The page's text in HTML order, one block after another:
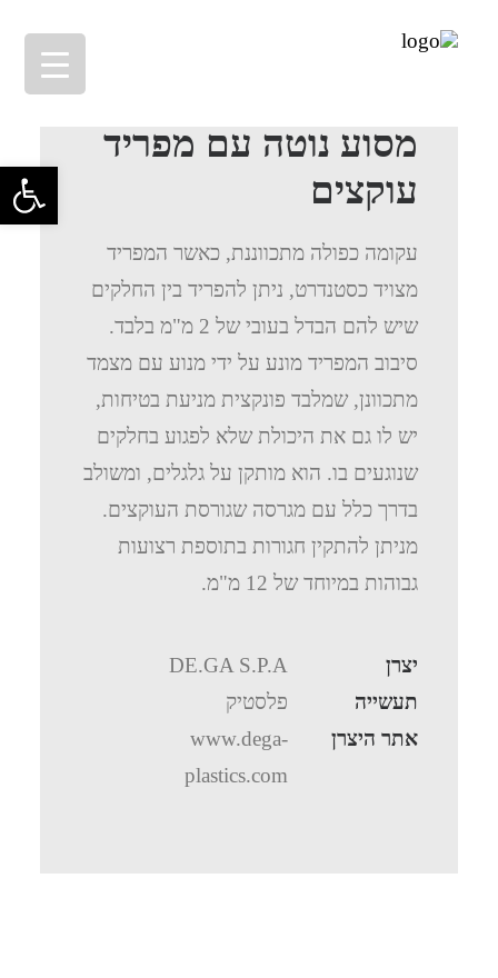
מסוע נוטה עם מפריד
עוקצים
עקומה כפולה מתכווננת, כאשר המפריד
מצויד כסטנדרט, ניתן להפריד בין החלקים
שיש להם הבדל בעובי של 2 מ"מ בלבד.
סיבוב המפריד מונע על ידי מנוע עם מצמד
מתכוונן, שמלבד פונקצית מניעת בטיחות,
יש לו גם את היכולת שלא לפגוע בחלקים
שנוגעים בו. הוא מותקן על גלגלים, ומשולב
בדרך כלל עם מגרסה שגורסת העוקצים.
מניתן להתקין חגורות בתוספת רצועות
גבוהות במיוחד של 12 מ"מ.
יצרן
DE.GA S.P.A
תעשייה
פלסטיק
אתר היצרן
www.dega-
plastics.com
פתח